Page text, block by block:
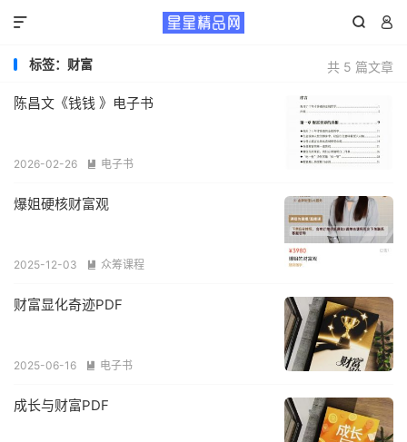
 

共 5 篇文章
标签：财富
陈昌文《钱钱 》电子书
2026-02-26  电子书
爆姐硬核财富观
2025-12-03  众筹课程
财富显化奇迹PDF
2025-06-16  电子书
成长与财富PDF